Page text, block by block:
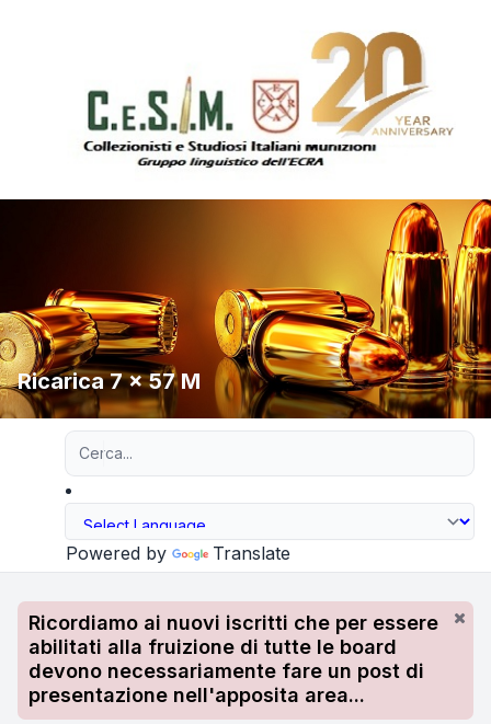
Ricarica 7 x 57 M
Powered by Translate
Ricordiamo ai nuovi iscritti che per essere
abilitati alla fruizione di tutte le board
devono necessariamente fare un post di
presentazione nell'apposita area...